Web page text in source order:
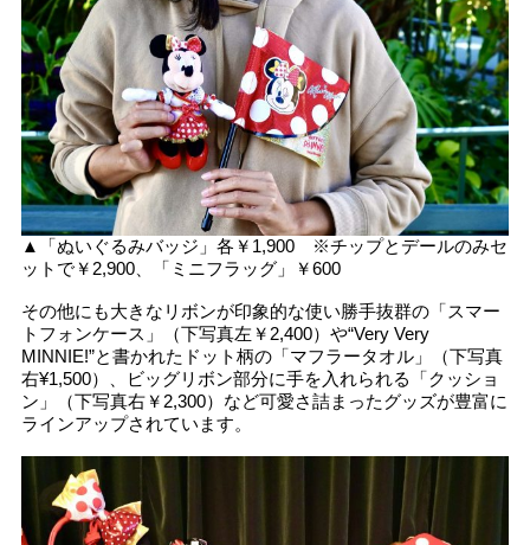
▲「ぬいぐるみバッジ」各￥1,900 ※チップとデールのみセ
ットで￥2,900、「ミニフラッグ」￥600
その他にも大きなリボンが印象的な使い勝手抜群の「スマー
トフォンケース」（下写真左￥2,400）や“Very Very
MINNIE!”と書かれたドット柄の「マフラータオル」（下写真
右¥1,500）、ビッグリボン部分に手を入れられる「クッショ
ン」（下写真右￥2,300）など可愛さ詰まったグッズが豊富に
ラインアップされています。